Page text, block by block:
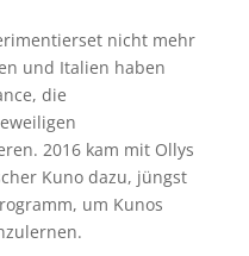
nicht mehr
und Italien haben
die
2016 kam mit Ollys
Kuno dazu, jüngst
um Kunos